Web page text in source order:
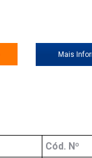
Mais
Cód. Nº